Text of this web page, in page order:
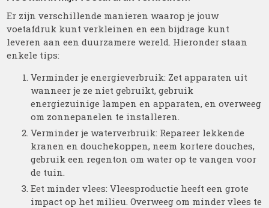
Er zijn verschillende manieren waarop je jouw
voetafdruk kunt verkleinen en een bijdrage kunt
leveren aan een duurzamere wereld. Hieronder staan
enkele tips:
Verminder je energieverbruik: Zet apparaten uit
wanneer je ze niet gebruikt, gebruik
energiezuinige lampen en apparaten, en overweeg
om zonnepanelen te installeren.
Verminder je waterverbruik: Repareer lekkende
kranen en douchekoppen, neem kortere douches,
gebruik een regenton om water op te vangen voor
de tuin.
Eet minder vlees: Vleesproductie heeft een grote
impact op het milieu. Overweeg om minder vlees te